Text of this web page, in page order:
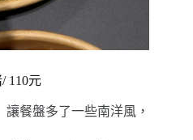
110元
餐盤多了一些南洋風，